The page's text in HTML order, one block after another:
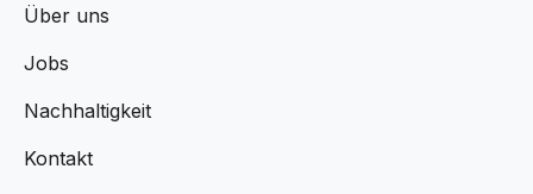
Über uns
Jobs
Nachhaltigkeit
Kontakt